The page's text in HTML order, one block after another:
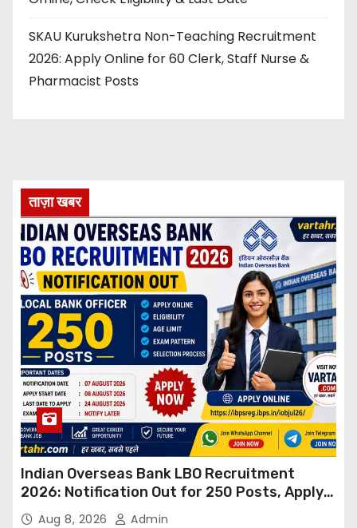
SKAU Kurukshetra Non-Teaching Recruitment
2026: Apply Online for 60 Clerk, Staff Nurse &
Pharmacist Posts
ताज़ा खबर
Indian Overseas Bank LBO Recruitment
2026: Notification Out for 250 Posts, Apply
OnlineAug 8, 2026 Admin